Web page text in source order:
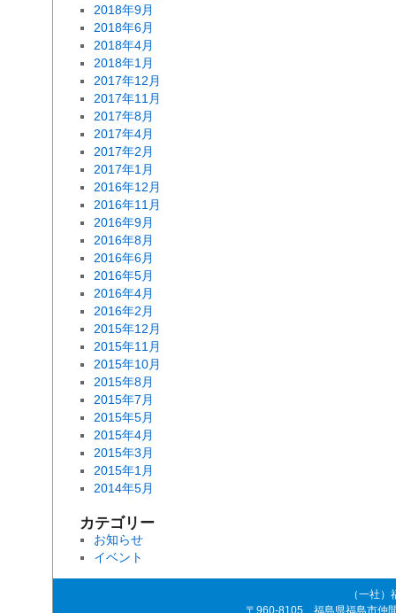
2018年9月
2018年6月
2018年4月
2018年1月
2017年12月
2017年11月
2017年8月
2017年4月
2017年2月
2017年1月
2016年12月
2016年11月
2016年9月
2016年8月
2016年6月
2016年5月
2016年4月
2016年2月
2015年12月
2015年11月
2015年10月
2015年8月
2015年7月
2015年5月
2015年4月
2015年3月
2015年1月
2014年5月
カテゴリー
お知らせ
イベント
（一社
〒960-8105 福島県福島市仲